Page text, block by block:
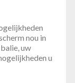
nou in
uw
u